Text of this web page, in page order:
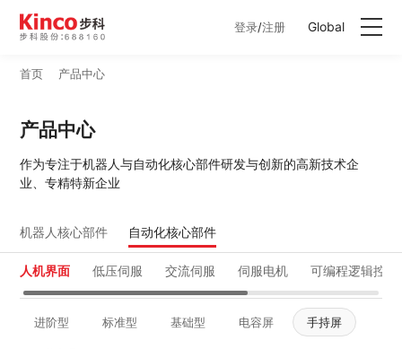
关于步科
登录/注册 Global
首页 产品中心
产品中心
作为专注于机器人与自动化核心部件研发与创新的高新技术企
业、专精特新企业
机器人核心部件 自动化核心部件
人机界面 低压伺服 交流伺服 伺服电机 可编程逻辑控制
进阶型 标准型 基础型 电容屏 手持屏